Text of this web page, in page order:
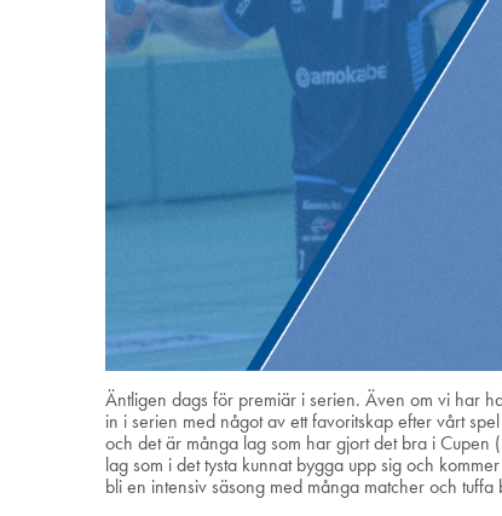
Äntligen dags för premiär i serien. Även om vi har
in i serien med något av ett favoritskap efter vårt
och det är många lag som har gjort det bra i
lag som i det tysta kunnat bygga upp sig och
bli en intensiv säsong med många matcher och tuffa